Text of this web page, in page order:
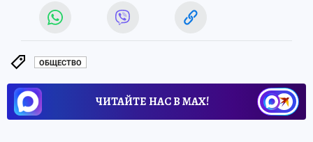
ОБЩЕСТВО
ЧИТАЙТЕ НАС В МАХ!